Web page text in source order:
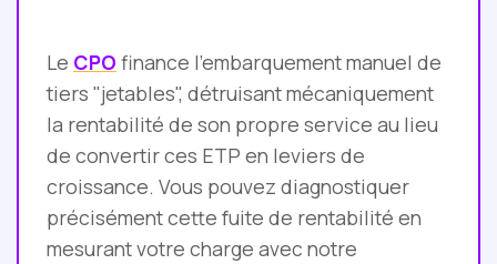
Le CPO finance l'embarquement manuel de
tiers "jetables", détruisant mécaniquement
la rentabilité de son propre service au lieu
de convertir ces ETP en leviers de
croissance. Vous pouvez diagnostiquer
précisément cette fuite de rentabilité en
mesurant votre charge avec notre